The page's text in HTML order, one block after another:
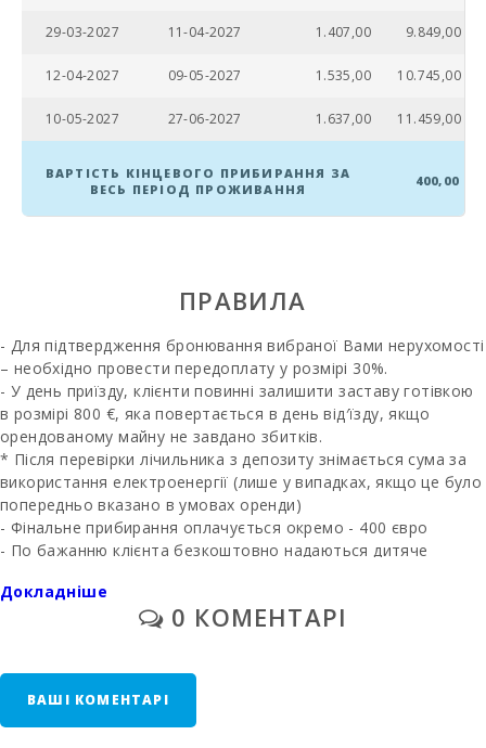
Майорка (км):
Аквапарк -
Гідропарк
Алькудія (км):
пещери (km):
Піщаний пляж -
Кала Мільор
(км):
Кам′янистий
пляж - Алканада
(км):
Пляж Плая де
Муро (км):
Пляж Кала
Пляж Кала
29-03-2027 11-04-2027 1.407,00 9.849,00
12-04-2027 09-05-2027 1.535,00 10.745,00
10-05-2027 27-06-2027 1.637,00 11.459,00
ВАРТІСТЬ КІНЦЕВОГО ПРИБИРАННЯ ЗА
ВЕСЬ ПЕРІОД ПРОЖИВАННЯ
400,00
ПРАВИЛА
- Для підтвердження бронювання вибраної Вами нерухомості
– необхідно провести передоплату у розмірі 30%.
- У день приїзду, клієнти повинні залишити заставу готівкою
в розмірі 800 €, яка повертається в день від′їзду, якщо
орендованому майну не завдано збитків.
* Після перевірки лічильника з депозиту знімається сума за
використання електроенергії (лише у випадках, якщо це було
попередньо вказано в умовах оренди)
- Фінальне прибирання оплачується окремо - 400 євро
- По бажанню клієнта безкоштовно надаються дитяче
* Друге ліжечко - 10 євро в день
- У тих приміщеннях, де можна поставити додаткове ліжко і
- Комісія за управління
Докладніше
0 КОМЕНТАРІ
ВАШІ КОМЕНТАРІ